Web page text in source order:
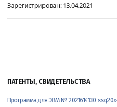
ПАТЕНТЫ, СВИДЕТЕЛЬСТВА
Программа для ЭВМ № 2021614130 «sq20»
Зарегистрирован: 13.04.2021